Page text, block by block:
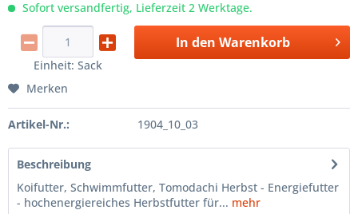
Sofort versandfertig, Lieferzeit 2 Werktage.
Einheit: Sack
In den Warenkorb
Merken
Artikel-Nr.: 1904_10_03
Beschreibung
Koifutter, Schwimmfutter, Tomodachi Herbst - Energiefutter
- hochenergiereiches Herbstfutter für... mehr